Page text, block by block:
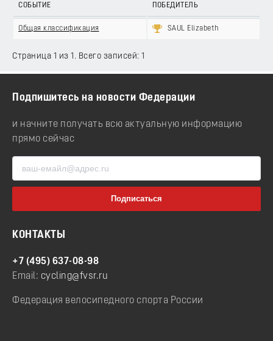
СОБЫТИЕ ПОБЕДИТЕЛЬ
Общая классификация SAUL Elizabeth
Страница 1 из 1. Всего записей: 1
Подпишитесь на новости Федерации
и начните получать всю актуальную информацию
прямо сейчас
КОНТАКТЫ
+7 (495) 637-08-98
Email: cycling@fvsr.ru
Федерация велосипедного спорта России